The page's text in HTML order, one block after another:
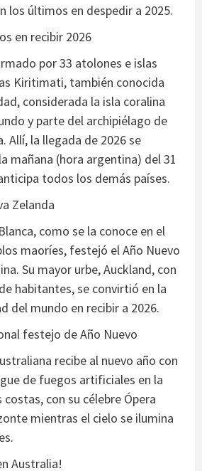
los últimos en despedir a 2025.
en recibir 2026
por 33 atolones e islas
Kiritimati, también conocida
considerada la isla coralina
y parte del archipiélago de
Allí, la llegada de 2026 se
mañana (hora argentina) del 31
todos los demás países.
Zelanda
como se la conoce en el
maoríes, festejó el Año Nuevo
Su mayor urbe, Auckland, con
habitantes, se convirtió en la
del mundo en recibir a 2026.
festejo de Año Nuevo
recibe al nuevo año con
de fuegos artificiales en la
costas, con su célebre Ópera
mientras el cielo se ilumina
Australia!